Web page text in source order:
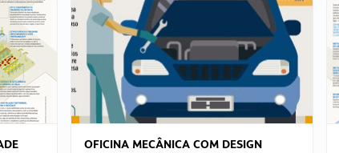
OFICINA MECÂNICA COM DESIGN